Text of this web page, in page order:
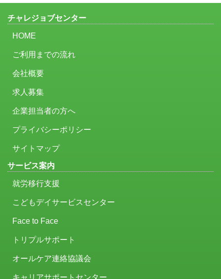
チャレジョブセンター
HOME
ご利用までの流れ
会社概要
求人募集
企業担当者の方へ
プライバシーポリシー
サイトマップ
サービス案内
就労移行支援
こどもデイサービスセンター
Face to Face
トリプルサポート
オールケア連絡協議会